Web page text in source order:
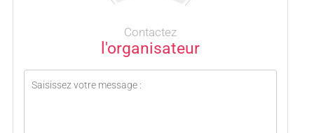
Contactez
l'organisateur